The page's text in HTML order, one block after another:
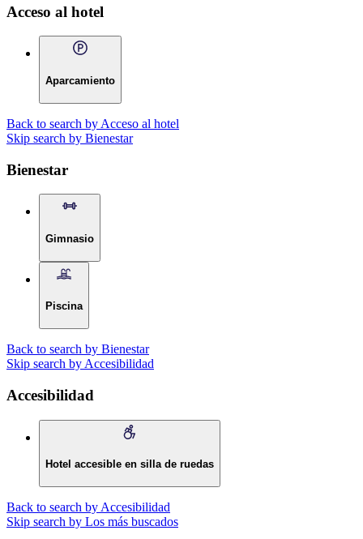
Acceso al hotel
Aparcamiento
Back to search by Acceso al hotel
Skip search by Bienestar
Bienestar
Gimnasio
Piscina
Back to search by Bienestar
Skip search by Accesibilidad
Accesibilidad
Hotel accesible en silla de ruedas
Back to search by Accesibilidad
Skip search by Los más buscados